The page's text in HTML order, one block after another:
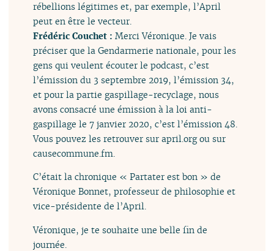
rébellions légitimes et, par exemple, l’April
peut en être le vecteur.
Frédéric Couchet :Merci Véronique. Je vais
préciser que la Gendarmerie nationale, pour les
gens qui veulent écouter le podcast, c’est
l’émission du 3 septembre 2019, l’émission 34,
et pour la partie gaspillage-recyclage, nous
avons consacré une émission à la loi anti-
gaspillage le 7 janvier 2020, c’est l’émission 48.
Vous pouvez les retrouver sur april.org ou sur
causecommune.fm.
C’était la chronique « Partater est bon » de
Véronique Bonnet, professeur de philosophie et
vice-présidente de l’April.
Véronique, je te souhaite une belle fin de
journée.